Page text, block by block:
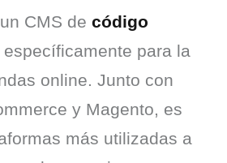
CMS de código
específicamente para la
online. Junto con
y Magento, es
más utilizadas a